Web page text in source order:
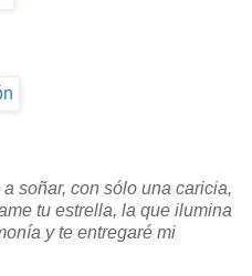
soñar, con sólo una caricia,
tu estrella, la que ilumina
y te entregaré mi